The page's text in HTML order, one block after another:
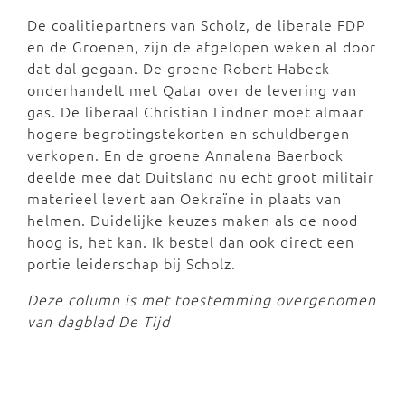
De coalitiepartners van Scholz, de liberale FDP
en de Groenen, zijn de afgelopen weken al door
dat dal gegaan. De groene Robert Habeck
onderhandelt met Qatar over de levering van
gas. De liberaal Christian Lindner moet almaar
hogere begrotingstekorten en schuldbergen
verkopen. En de groene Annalena Baerbock
deelde mee dat Duitsland nu echt groot militair
materieel levert aan Oekraïne in plaats van
helmen. Duidelijke keuzes maken als de nood
hoog is, het kan. Ik bestel dan ook direct een
portie leiderschap bij Scholz.
Deze column is met toestemming overgenomen
van dagblad De Tijd